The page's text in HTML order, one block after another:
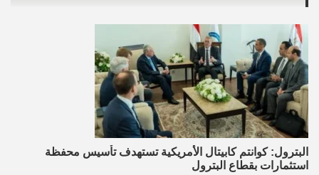
البترول: كوانتم كابيتال الأمريكية تستهدف تأسيس محفظة
استثمارات بقطاع البترول